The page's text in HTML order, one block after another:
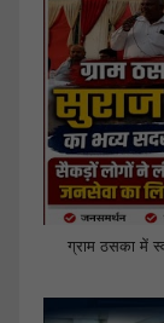
ग्राम ठसका में